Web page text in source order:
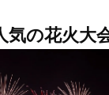
気の花火大